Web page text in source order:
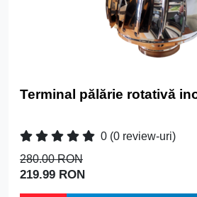
Terminal pălărie rotativă
0 (0 review-uri)
280.00 RON
219.99 RON